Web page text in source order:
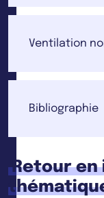
Ventilation
Bibliographie
Retour en